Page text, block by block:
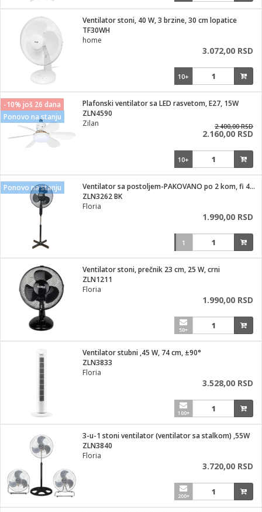
Ventilator stoni, 40 W, 3 brzine, 30 cm lopatice
TF30WH
home
3.072,00 RSD
10+
-10% još 26 dana
Ponovo na stanju
Plafonski ventilator sa LED rasvetom, E27, 15W
ZLN4590
Zilan
2.400,00 RSD
2.160,00 RSD
10+
Ponovo na stanju
Ventilator sa postoljem-PAKOVANO po 2 kom, fi 40 cm, 40 W
ZLN3262 BK
Floria
1.990,00 RSD
1
Ventilator stoni, prečnik 23 cm, 25 W, crni
ZLN1211
Floria
1.990,00 RSD
50+
Ventilator stubni ,45 W, 74 cm, ±90°
ZLN3833
Floria
3.528,00 RSD
100+
3-u-1 stoni ventilator (ventilator sa stalkom) ,55W
ZLN3840
Floria
3.720,00 RSD
200+